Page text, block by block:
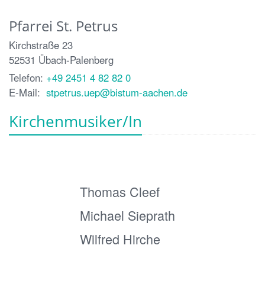
Pfarrei St. Petrus
Kirchstraße 23
52531 Übach-Palenberg
Telefon: +49 2451 4 82 82 0
E-Mail: stpetrus.uep@bistum-aachen.de
Kirchenmusiker/In
Thomas Cleef
Michael Sieprath
Wilfred Hirche